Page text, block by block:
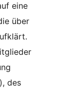
eine
über
des